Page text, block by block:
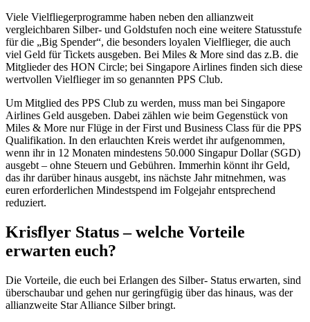
Viele Vielfliegerprogramme haben neben den allianzweit
vergleichbaren Silber- und Goldstufen noch eine weitere Statusstufe
für die „Big Spender“, die besonders loyalen Vielflieger, die auch
viel Geld für Tickets ausgeben. Bei Miles & More sind das z.B. die
Mitglieder des HON Circle; bei Singapore Airlines finden sich diese
wertvollen Vielflieger im so genannten PPS Club.
Um Mitglied des PPS Club zu werden, muss man bei Singapore
Airlines Geld ausgeben. Dabei zählen wie beim Gegenstück von
Miles & More nur Flüge in der First und Business Class für die PPS
Qualifikation. In den erlauchten Kreis werdet ihr aufgenommen,
wenn ihr in 12 Monaten mindestens 50.000 Singapur Dollar (SGD)
ausgebt – ohne Steuern und Gebühren. Immerhin könnt ihr Geld,
das ihr darüber hinaus ausgebt, ins nächste Jahr mitnehmen, was
euren erforderlichen Mindestspend im Folgejahr entsprechend
reduziert.
Krisflyer Status – welche Vorteile
erwarten euch?
Die Vorteile, die euch bei Erlangen des Silber- Status erwarten, sind
überschaubar und gehen nur geringfügig über das hinaus, was der
allianzweite Star Alliance Silber bringt.